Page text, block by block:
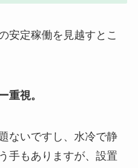
安定稼働を見越すとこ
重視。
ないですし、水冷で静
手もありますが、設置